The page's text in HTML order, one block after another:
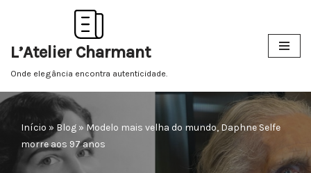
para
o
L’Atelier Charmant
Onde elegância encontra autenticidade.
Início » Blog »Modelo mais velha do mundo, Daphne Selfe
morre aos 97 anos